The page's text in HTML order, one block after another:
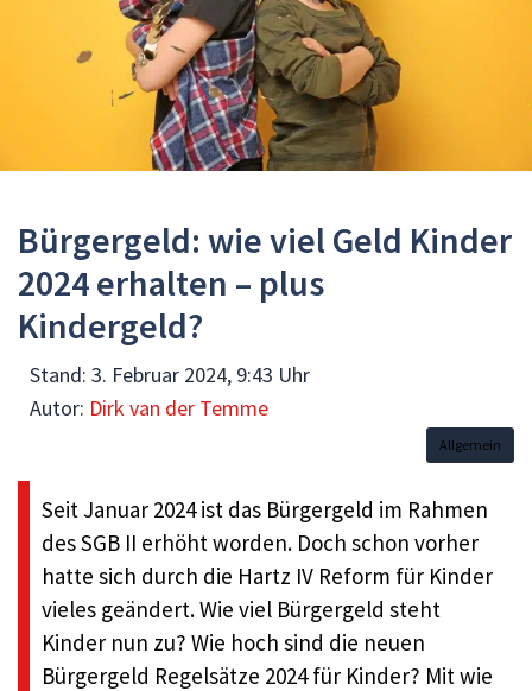
Bürgergeld: wie viel Geld Kinder
2024 erhalten – plus
Kindergeld?
Stand: 3. Februar 2024, 9:43 Uhr
Autor: Dirk van der Temme
Allgemein
Seit Januar 2024 ist das Bürgergeld im Rahmen
des SGB II erhöht worden. Doch schon vorher
hatte sich durch die Hartz IV Reform für Kinder
vieles geändert. Wie viel Bürgergeld steht
Kinder nun zu? Wie hoch sind die neuen
Bürgergeld Regelsätze 2024 für Kinder? Mit wie